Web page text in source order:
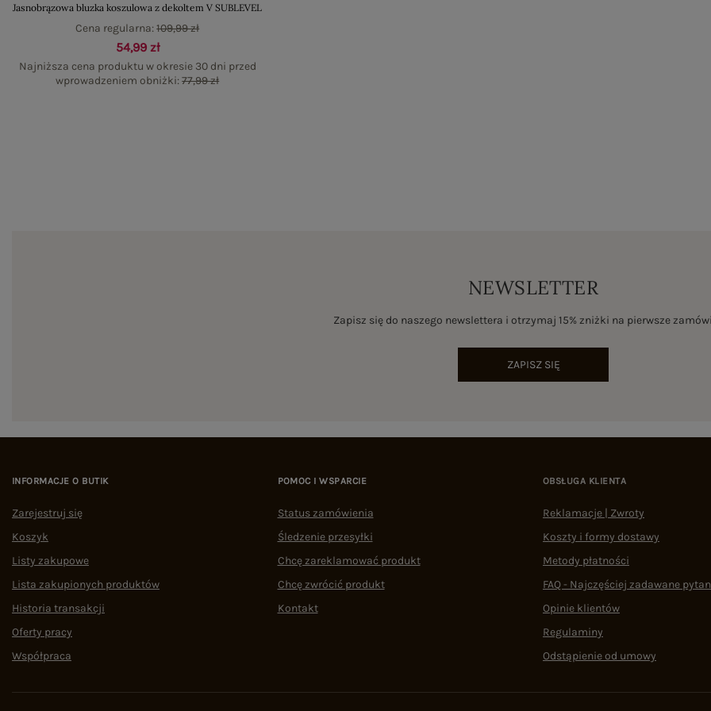
Jasnobrązowa bluzka koszulowa z dekoltem V SUBLEVEL
54,99 zł
Najniższa cena produktu w okresie 30 dni przed
wprowadzeniem obniżki:77,99 zł
Cena regularna:109,99 zł
NEWSLETTER
Zapisz się do naszego newslettera i otrzymaj 15% zniżki na pierwsze
ZAPISZ SIĘ
INFORMACJE O BUTIK
Zarejestruj się
Koszyk
Listy zakupowe
Lista zakupionych produktów
Historia transakcji
Oferty pracy
Współpraca
POMOC I WSPARCIE
Status zamówienia
Śledzenie przesyłki
Chcę zareklamować produkt
Chcę zwrócić produkt
Kontakt
OBSŁUGA KLIENTA
Reklamacje | Zwroty
Koszty i formy dostawy
Metody płatności
FAQ - Najczęściej zadawane
Opinie klientów
Regulaminy
Odstąpienie od umowy